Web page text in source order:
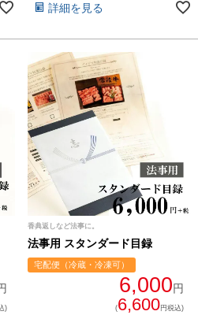
詳細を見る
)
香典返しなど法事に。
法事用 スタンダード目録
宅配便（冷蔵・冷凍可）
6,000円
(6,600円税込)